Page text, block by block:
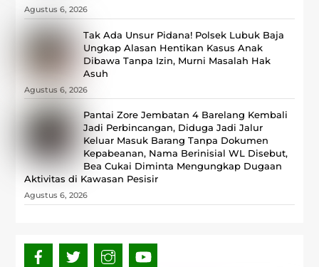
Agustus 6, 2026
Tak Ada Unsur Pidana! Polsek Lubuk Baja
Ungkap Alasan Hentikan Kasus Anak
Dibawa Tanpa Izin, Murni Masalah Hak
Asuh
Agustus 6, 2026
Pantai Zore Jembatan 4 Barelang Kembali
Jadi Perbincangan, Diduga Jadi Jalur
Keluar Masuk Barang Tanpa Dokumen
Kepabeanan, Nama Berinisial WL Disebut,
Bea Cukai Diminta Mengungkap Dugaan
Aktivitas di Kawasan Pesisir
Agustus 6, 2026